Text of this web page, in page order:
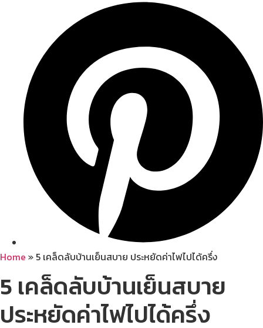
Home » 5 เคล็ดลับบ้านเย็นสบาย ประหยัดค่าไฟไปได้ครึ่ง
5 เคล็ดลับบ้านเย็นสบาย
ประหยัดค่าไฟไปได้ครึ่ง